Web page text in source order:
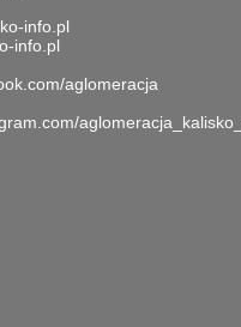
info.pl
info.pl
aglomeracja